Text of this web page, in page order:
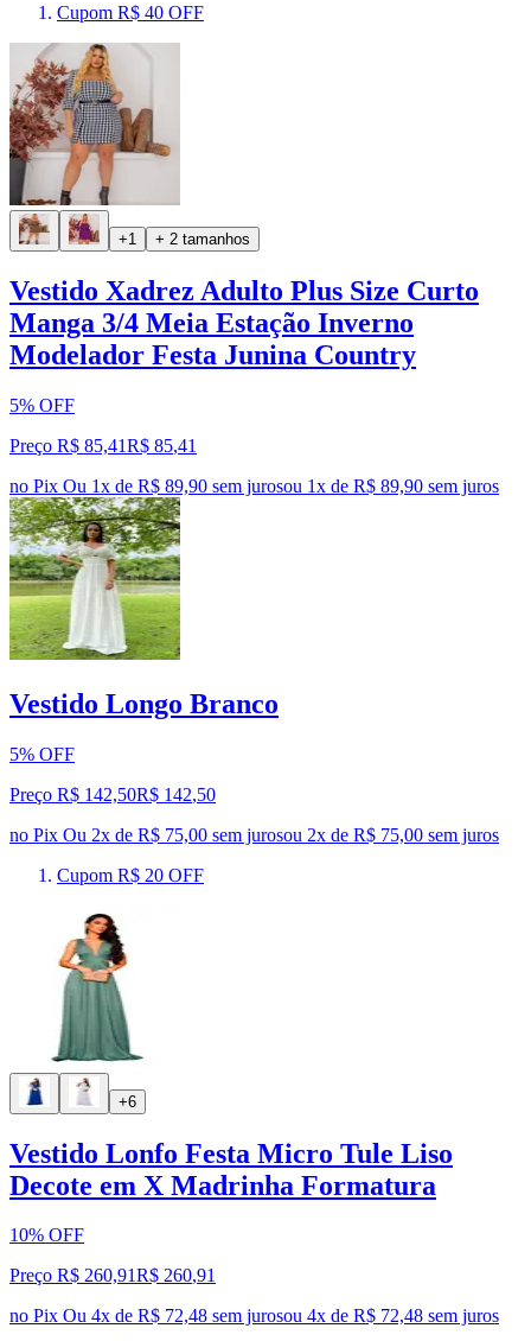
Cupom R$ 40 OFF
+1 + 2 tamanhos
Vestido Xadrez Adulto Plus Size Curto
Manga 3/4 Meia Estação Inverno
Modelador Festa Junina Country
5% OFF
Preço R$ 85,41R$ 85,41
no Pix Ou 1x de R$ 89,90 sem jurosou 1x de R$ 89,90 sem juros
Vestido Longo Branco
5% OFF
Preço R$ 142,50R$ 142,50
no Pix Ou 2x de R$ 75,00 sem jurosou 2x de R$ 75,00 sem juros
Cupom R$ 20 OFF
+6
Vestido Lonfo Festa Micro Tule Liso
Decote em X Madrinha Formatura
10% OFF
Preço R$ 260,91R$ 260,91
no Pix Ou 4x de R$ 72,48 sem jurosou 4x de R$ 72,48 sem juros